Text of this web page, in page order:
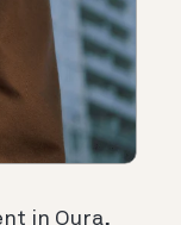
in Oura,